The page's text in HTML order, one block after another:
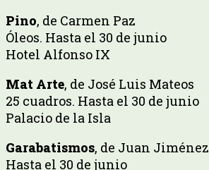
Pino, de Carmen Paz
Óleos. Hasta el 30 de junio
Hotel Alfonso IX
Mat Arte, de José Luis Mateos
25 cuadros. Hasta el 30 de junio
Palacio de la Isla
Garabatismos, de Juan Jiménez
Hasta el 30 de junio